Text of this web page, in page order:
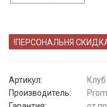
!ПЕРСОНАЛЬНЯ
Артикул:
Клуб
Производитель: